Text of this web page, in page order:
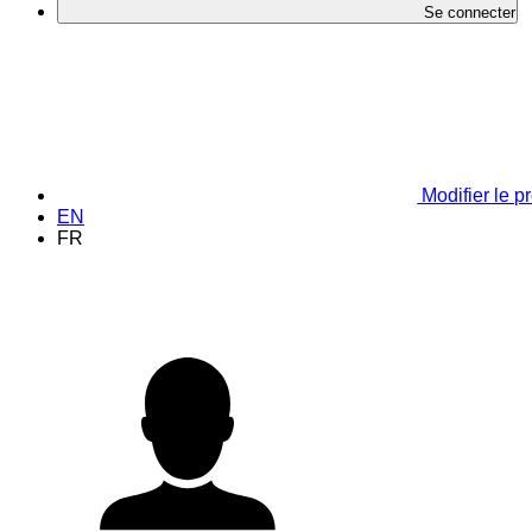
Se connecter
Modifier le
EN
FR